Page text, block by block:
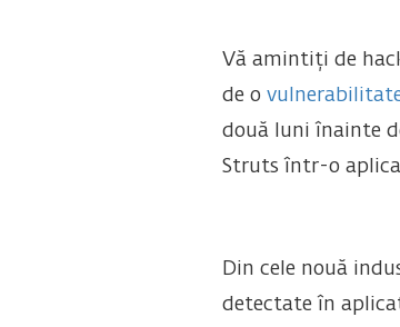
Vă amintiți de
de o
două luni înainte
Struts într-o
Din cele nouă
detectate în